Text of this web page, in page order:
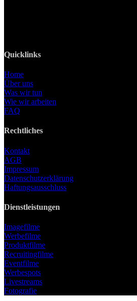
Quicklinks
Home
Über uns
Was wir tun
Wie wir arbeiten
FAQ
Rechtliches
Kontakt
AGB
Impressum
Datenschutzerklärung
Haftungsausschluss
Dienstleistungen
Imagefilme
Werbefilme
Produktfilme
Recruitingfilme
Eventfilme
Werbespots
Livestreams
Fotografie